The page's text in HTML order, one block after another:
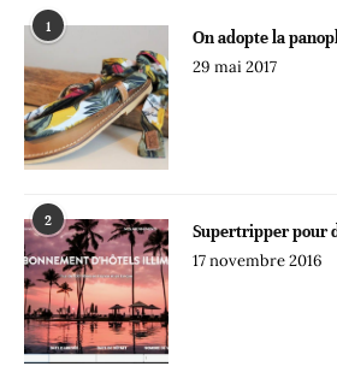
1
On adopte la
29 mai 2017
2
Supertripper pour
17 novembre 2016